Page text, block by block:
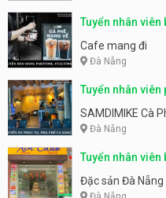
Tuyển nhân
Cafe mang đi
Đà Nẵng
Tuyển nhân
SAMDIMIKE Cà
Đà Nẵng
Tuyển nhân
Nẵng
Đặc sản Đà Nẵng